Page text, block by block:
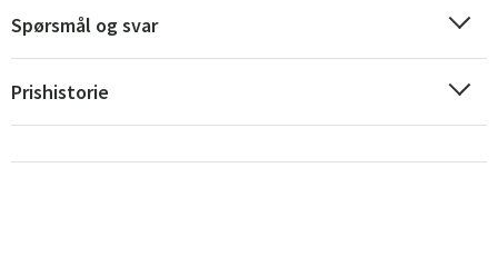
Spørsmål og svar
Prishistorie